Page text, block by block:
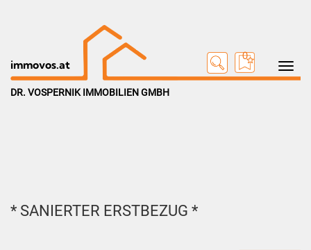
Toggle
immovos.at
0
DR. VOSPERNIK IMMOBILIEN GMBH
* SANIERTER ERSTBEZUG *